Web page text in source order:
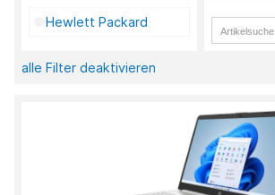
Hewlett Packard
alle Filter deaktivieren